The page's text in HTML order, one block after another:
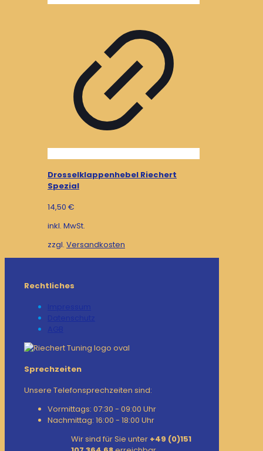
Drosselklappenhebel Riechert
Spezial
14,50 €
inkl. MwSt.
zzgl. Versandkosten
Rechtliches
Sprechzeiten
Unsere Telefonsprechzeiten sind:
Vormittags: 07:30 - 09:00 Uhr
Nachmittag: 16:00 - 18:00 Uhr
Wir sind für Sie unter +49 (0)151